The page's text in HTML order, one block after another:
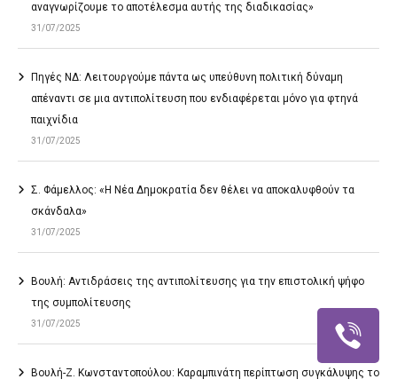
αναγνωρίζουμε το αποτέλεσμα αυτής της διαδικασίας»
31/07/2025
Πηγές ΝΔ: Λειτουργούμε πάντα ως υπεύθυνη πολιτική δύναμη
απέναντι σε μια αντιπολίτευση που ενδιαφέρεται μόνο για φτηνά
παιχνίδια
31/07/2025
Σ. Φάμελλος: «Η Νέα Δημοκρατία δεν θέλει να αποκαλυφθούν τα
σκάνδαλα»
31/07/2025
Βουλή: Αντιδράσεις της αντιπολίτευσης για την επιστολική ψήφο
της συμπολίτευσης
31/07/2025
Βουλή-Ζ. Κωνσταντοπούλου: Καραμπινάτη περίπτωση συγκάλυψης το